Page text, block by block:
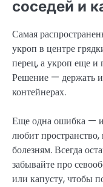
соседей и
Самая
укроп в центре
перец, а укроп еще и
Решение — держать
контейнерах.
Еще одна ошибка —
любит пространство,
болезням. Всегда
забывайте про
или капусту, чтобы